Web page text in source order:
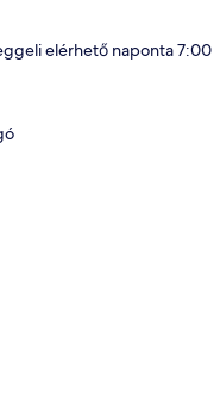
elérhető naponta 7:00